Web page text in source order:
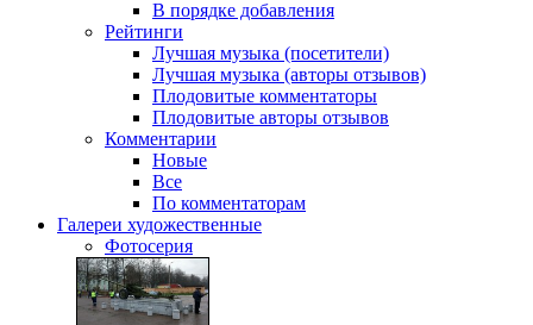
В порядке добавления
Рейтинги
Лучшая музыка (посетители)
Лучшая музыка (авторы отзывов)
Плодовитые комментаторы
Плодовитые авторы отзывов
Комментарии
Новые
Все
По комментаторам
Галереи художественные
Фотосерия